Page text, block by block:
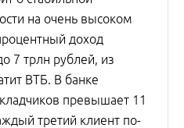
на очень высоком
доход
7 трлн рублей, из
ВТБ. В банке
превышает 11
третий клиент по-